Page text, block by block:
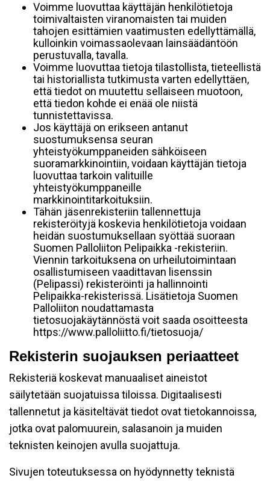
Voimme luovuttaa käyttäjän henkilötietoja
toimivaltaisten viranomaisten tai muiden
tahojen esittämien vaatimusten edellyttämällä,
kulloinkin voimassaolevaan lainsäädäntöön
perustuvalla, tavalla.
Voimme luovuttaa tietoja tilastollista, tieteellistä
tai historiallista tutkimusta varten edellyttäen,
että tiedot on muutettu sellaiseen muotoon,
että tiedon kohde ei enää ole niistä
tunnistettavissa.
Jos käyttäjä on erikseen antanut
suostumuksensa seuran
yhteistyökumppaneiden sähköiseen
suoramarkkinointiin, voidaan käyttäjän tietoja
luovuttaa tarkoin valituille
yhteistyökumppaneille
markkinointitarkoituksiin.
Tähän jäsenrekisteriin tallennettuja
rekisteröityjä koskevia henkilötietoja voidaan
heidän suostumuksellaan syöttää suoraan
Suomen Palloliiton Pelipaikka -rekisteriin.
Viennin tarkoituksena on urheilutoimintaan
osallistumiseen vaadittavan lisenssin
(Pelipassi) rekisteröinti ja hallinnointi
Pelipaikka-rekisterissä. Lisätietoja Suomen
Palloliiton noudattamasta
tietosuojakäytännöstä voit saada osoitteesta
https://www.palloliitto.fi/tietosuoja/
Rekisterin suojauksen periaatteet
Rekisteriä koskevat manuaaliset aineistot
säilytetään suojatuissa tiloissa. Digitaalisesti
tallennetut ja käsiteltävät tiedot ovat tietokannoissa,
jotka ovat palomuurein, salasanoin ja muiden
teknisten keinojen avulla suojattuja.
Sivujen toteutuksessa on hyödynnetty teknistä